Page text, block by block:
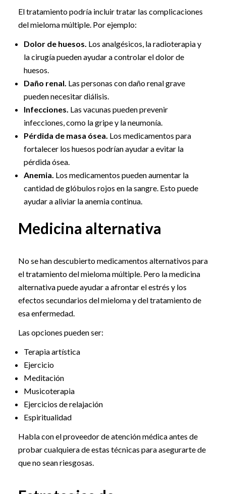
El tratamiento podría incluir tratar las complicaciones
del mieloma múltiple. Por ejemplo:
Dolor de huesos. Los analgésicos, la radioterapia y
la cirugía pueden ayudar a controlar el dolor de
huesos.
Daño renal. Las personas con daño renal grave
pueden necesitar diálisis.
Infecciones. Las vacunas pueden prevenir
infecciones, como la gripe y la neumonía.
Pérdida de masa ósea. Los medicamentos para
fortalecer los huesos podrían ayudar a evitar la
pérdida ósea.
Anemia. Los medicamentos pueden aumentar la
cantidad de glóbulos rojos en la sangre. Esto puede
ayudar a aliviar la anemia continua.
Medicina alternativa
No se han descubierto medicamentos alternativos para
el tratamiento del mieloma múltiple. Pero la medicina
alternativa puede ayudar a afrontar el estrés y los
efectos secundarios del mieloma y del tratamiento de
esa enfermedad.
Las opciones pueden ser:
Terapia artística
Ejercicio
Meditación
Musicoterapia
Ejercicios de relajación
Espiritualidad
Habla con el proveedor de atención médica antes de
probar cualquiera de estas técnicas para asegurarte de
que no sean riesgosas.